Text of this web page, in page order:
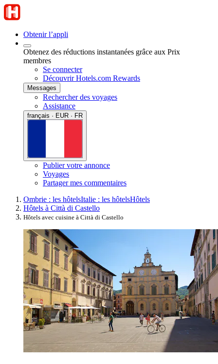
Obtenir l’appli
Obtenez des réductions instantanées grâce aux Prix
membres
Se connecter
Découvrir Hotels.com Rewards
Messages
Rechercher des voyages
Assistance
français · EUR · FR
Publier votre annonce
Voyages
Partager mes commentaires
Ombrie : les hôtelsItalie : les hôtelsHôtels
Hôtels à Città di Castello
Hôtels avec cuisine à Città di Castello